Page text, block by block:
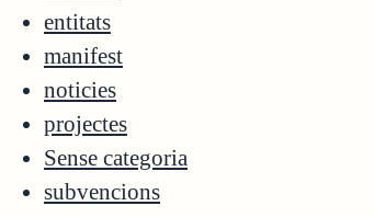
entitats
manifest
noticies
projectes
Sense categoria
subvencions